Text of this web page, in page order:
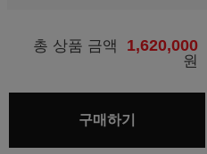
총 상품 금액 1,620,000
원
구매하기